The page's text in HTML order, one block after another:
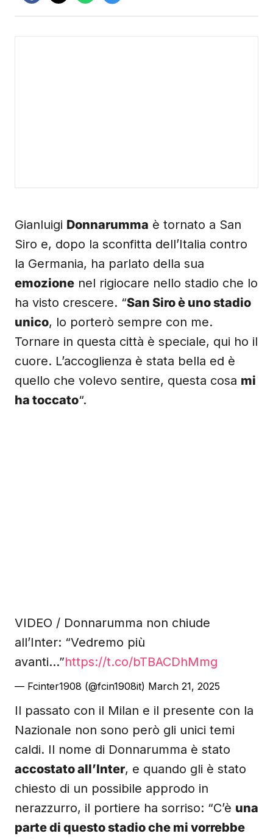
Gianluigi Donnarumma è tornato a San
Siro e, dopo la sconfitta dell’Italia contro
la Germania, ha parlato della sua
emozione nel rigiocare nello stadio che lo
ha visto crescere. “San Siro è uno stadio
unico, lo porterò sempre con me.
Tornare in questa città è speciale, qui ho il
cuore. L’accoglienza è stata bella ed è
quello che volevo sentire, questa cosa mi
ha toccato“.
VIDEO / Donnarumma non chiude
all’Inter: “Vedremo più
avanti…”https://t.co/bTBACDhMmg
— Fcinter1908 (@fcin1908it) March 21, 2025
Il passato con il Milan e il presente con la
Nazionale non sono però gli unici temi
caldi. Il nome di Donnarumma è stato
accostato all’Inter, e quando gli è stato
chiesto di un possibile approdo in
nerazzurro, il portiere ha sorriso: “C’è una
parte di questo stadio che mi vorrebbe